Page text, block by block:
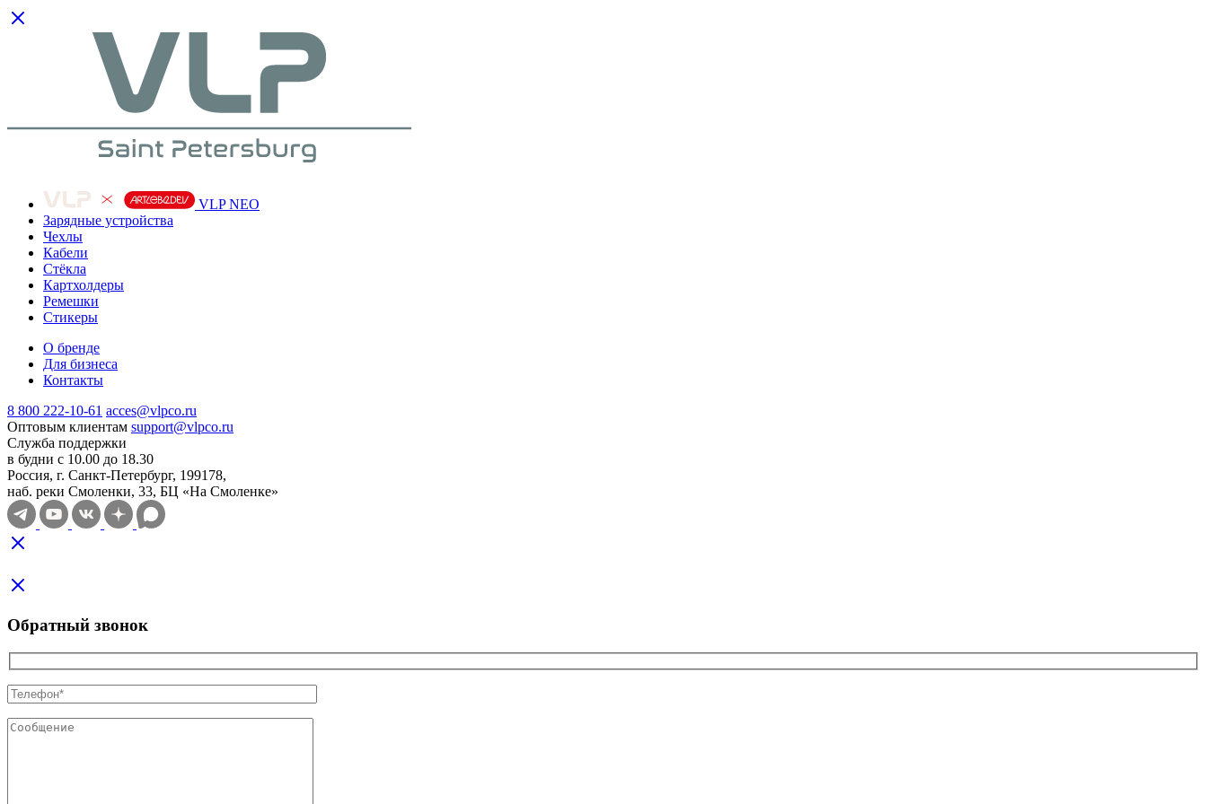
VLP NEO
Зарядные устройства
Чехлы
Кабели
Cтёкла
Картхолдеры
Ремешки
Стикеры
О бренде
Для бизнеса
Контакты
8 800 222-10-61 acces@vlpco.ru
Оптовым клиентам support@vlpco.ru
Служба поддержки
в будни с 10.00 до 18.30
Россия, г. Санкт-Петербург, 199178,
наб. реки Смоленки, 33, БЦ «На Смоленке»
Обратный звонок